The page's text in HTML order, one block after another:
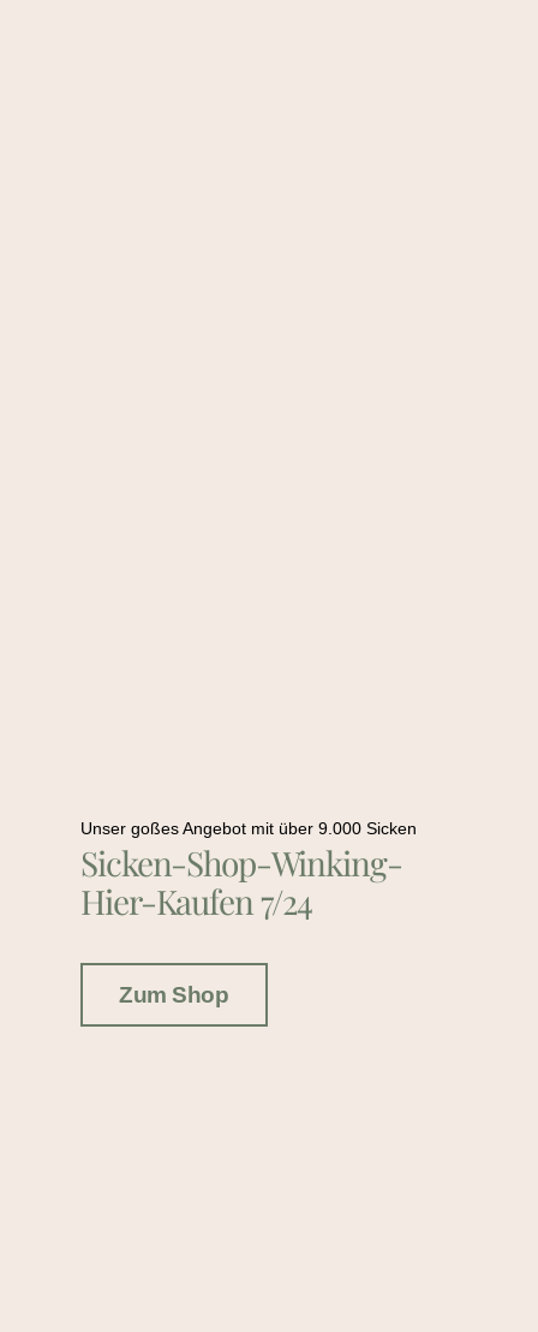
Unser goßes Angebot mit über 9.000 Sicken
Sicken-Shop-Winking-
Hier-Kaufen 7/24
Zum Shop